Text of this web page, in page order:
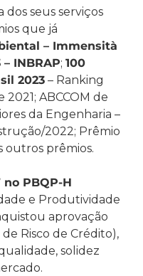
dos seus serviços
que já
– Immensità
INBRAP; 100
2023 – Ranking
2021; ABCCOM de
da Engenharia –
2022; Prêmio
outros prêmios.
no PBQP-H
e Produtividade
aprovação
Risco de Crédito),
solidez